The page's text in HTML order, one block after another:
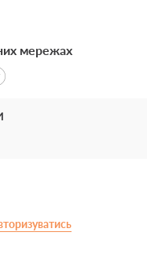
мережах